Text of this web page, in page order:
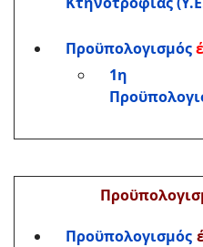
Προϋπολογισμός
1η
Προϋπολογισμός